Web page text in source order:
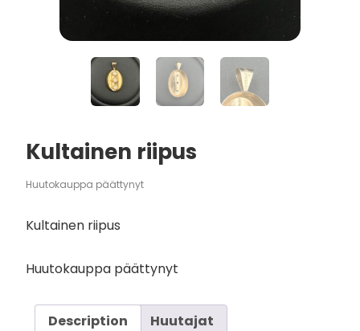
Kultainen riipus
Huutokauppa päättynyt
Kultainen riipus
Huutokauppa päättynyt
Description Huutajat